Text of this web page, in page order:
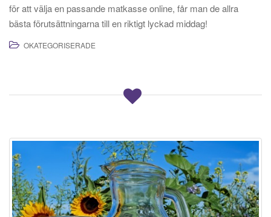
för att välja en passande matkasse online, får man de allra
bästa förutsättningarna till en riktigt lyckad middag!
OKATEGORISERADE